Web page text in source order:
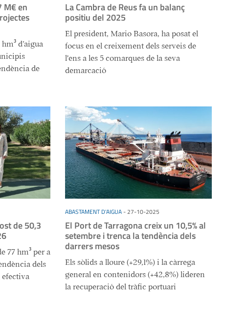
M€ en
d’aigua
de
La Cambra de Reus fa un balanç
positiu del 2025
El president, Mario Basora, ha posat el
focus en el creixement dels serveis de
l'ens a les 5 comarques de la seva
demarcació
de 50,3
77 hm³ per a
dels
ABASTAMENT D'AIGUA-27-10-2025
El Port de Tarragona creix un 10,5% al
setembre i trenca la tendència dels
darrers mesos
Els sòlids a lloure (+29,1%) i la càrrega
general en contenidors (+42,8%) lideren
la recuperació del tràfic portuari